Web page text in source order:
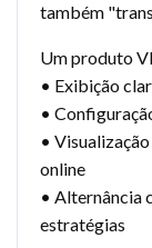
também
Um produto
• Exibição
•
•
online
• Alternância
estratégias